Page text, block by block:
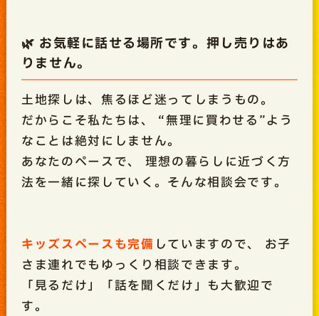
🌿 お気軽に話せる場所です。押し売りはあ
りません。
土地探しは、焦るほど迷ってしまうもの。
だからこそ私たちは、 “無理に買わせる”よう
なことは絶対にしません。
あなたのペースで、 理想の暮らしに近づく方
法を一緒に探していく。 そんな相談会です。
キッズスペースも完備 していますので、 お子
さま連れでもゆっくり相談できます。
「見るだけ」「話を聞くだけ」も大歓迎で
す。